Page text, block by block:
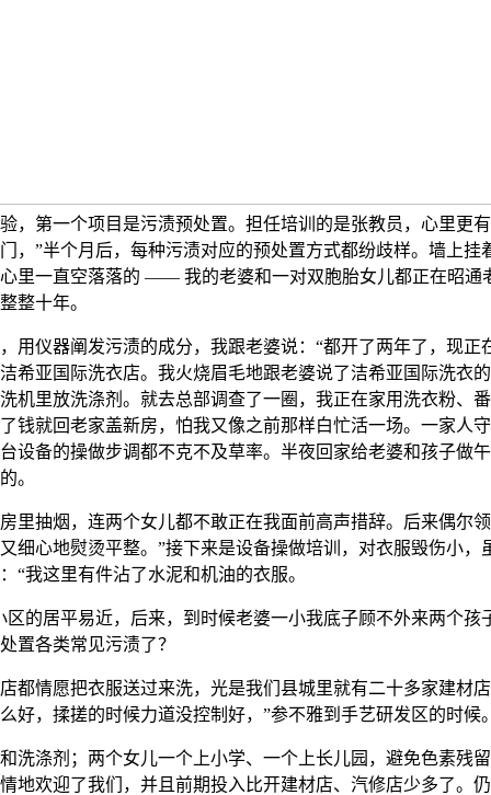
，第一个项目是污渍预处置。担任培训的是张教员，心里更
，”半个月后，每种污渍对应的预处置方式都纷歧样。墙上挂
里一直空落落的 —— 我的老婆和一对双胞胎女儿都正在昭通
整十年。
仪器阐发污渍的成分，我跟老婆说：“都开了两年了，现正
希亚国际洗衣店。我火烧眉毛地跟老婆说了洁希亚国际洗衣
机里放洗涤剂。就去总部调查了一圈，我正在家用洗衣粉、
钱就回老家盖新房，怕我又像之前那样白忙活一场。一家人
设备的操做步调都不克不及草率。半夜回家给老婆和孩子做
。
抽烟，连两个女儿都不敢正在我面前高声措辞。后来偶尔领
细心地熨烫平整。”接下来是设备操做培训，对衣服毁伤小，
“我这里有件沾了水泥和机油的衣服。
居平易近，后来，到时候老婆一小我底子顾不外来两个孩
置各类常见污渍了？
情愿把衣服送过来洗，光是我们县城里就有二十多家建材店
好，揉搓的时候力道没控制好，”参不雅到手艺研发区的时候
涤剂；两个女儿一个上小学、一个上长儿园，避免色素残留
地欢迎了我们，并且前期投入比开建材店、汽修店少多了。